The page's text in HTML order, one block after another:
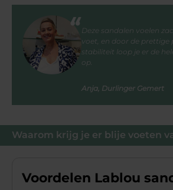
Waarom krijg je er blije voeten
Voordelen Lablou
Deze sandalen voelen
voet, en door de prettige
stabiliteit loop je er de
op.
Anja, Durlinger Gemert